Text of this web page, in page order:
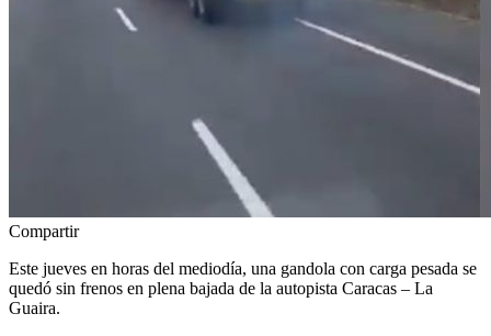
Compartir
Este jueves en horas del mediodía, una gandola con carga pesada se
quedó sin frenos en plena bajada de la autopista Caracas – La
Guaira.